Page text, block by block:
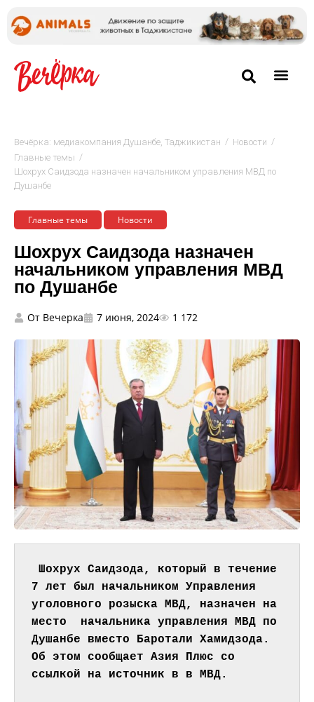
Вечёрка: медиакомпания Душанбе, Таджикистан / Новости /
Главные темы /
Шохрух Саидзода назначен начальником управления МВД по
Душанбе
Главные темы Новости
Шохрух Саидзода назначен
начальником управления МВД
по Душанбе
От Вечерка 7 июня, 2024 1 172
Шохрух Саидзода, который в течение
7 лет был начальником Управления
уголовного розыска МВД, назначен на
место  начальника управления МВД по
Душанбе вместо Баротали Хамидзода.
Об этом сообщает Азия Плюс со
ссылкой на источник в в МВД.